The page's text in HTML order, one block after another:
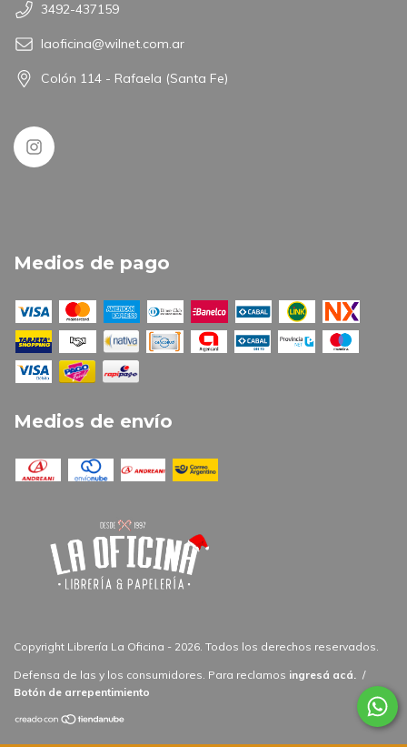
3492-437159
laoficina@wilnet.com.ar
Colón 114 - Rafaela (Santa Fe)
Medios de pago
Medios de envío
Copyright Librería La Oficina - 2026. Todos los derechos reservados.
Defensa de las y los consumidores. Para reclamos ingresá acá.
/
Botón de arrepentimiento